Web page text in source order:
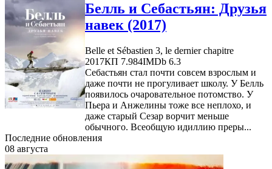
Белль и Себастьян: Друзья
навек (2017)
Belle et Sébastien 3, le dernier chapitre
2017КП 7.984IMDb 6.3
Себастьян стал почти совсем взрослым и
даже почти не прогуливает школу. У Белль
появилось очаровательное потомство. У
Пьера и Анжелины тоже все неплохо, и
даже старый Сезар ворчит меньше
обычного. Всеобщую идиллию преры...
Последние обновления
08 августа